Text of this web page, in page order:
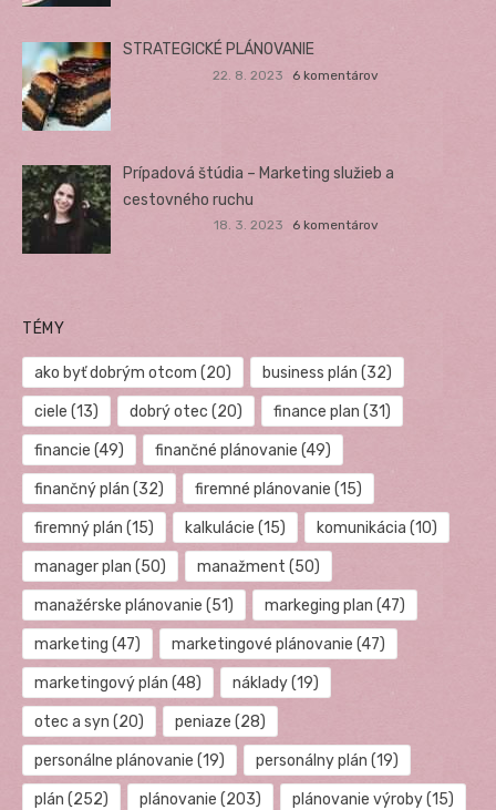
STRATEGICKÉ PLÁNOVANIE
22. 8. 2023 6 komentárov
Prípadová štúdia – Marketing služieb a
cestovného ruchu
18. 3. 2023 6 komentárov
TÉMY
ako byť dobrým otcom (20) business plán (32)
ciele (13) dobrý otec (20) finance plan (31)
financie (49) finančné plánovanie (49)
finančný plán (32) firemné plánovanie (15)
firemný plán (15) kalkulácie (15) komunikácia (10)
manager plan (50) manažment (50)
manažérske plánovanie (51) markeging plan (47)
marketing (47) marketingové plánovanie (47)
marketingový plán (48) náklady(19)
otec a syn (20) peniaze (28)
personálne plánovanie (19) personálny plán (19)
plán (252) plánovanie (203) plánovanie výroby(15)